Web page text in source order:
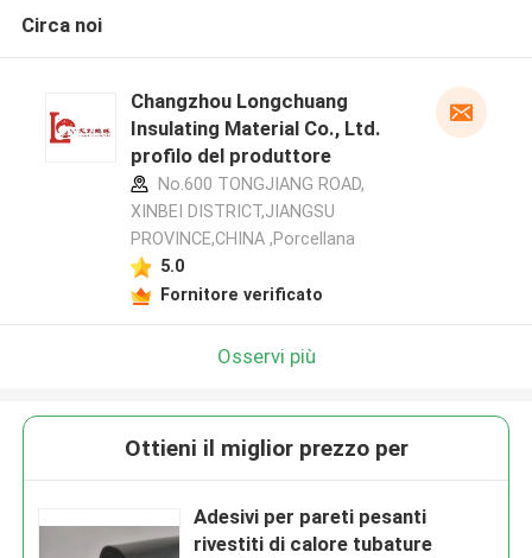
Circa noi
Changzhou Longchuang
Insulating Material Co., Ltd.
profilo del produttore
No.600 TONGJIANG ROAD,
XINBEI DISTRICT,JIANGSU
PROVINCE,CHINA ,Porcellana
5.0
Fornitore verificato
Osservi più
Ottieni il miglior prezzo per
Adesivi per pareti pesanti
rivestiti di calore tubature